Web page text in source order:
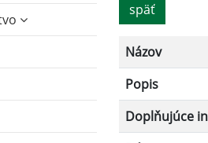
späť
Názov
Popis
Doplňujúce